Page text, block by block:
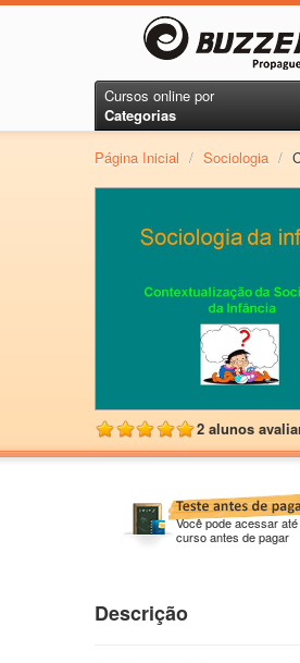
Cursos online por
Categorias
Página Inicial / Sociologia /
2 alunos
Você pode acessar
curso antes de pagar
Descrição